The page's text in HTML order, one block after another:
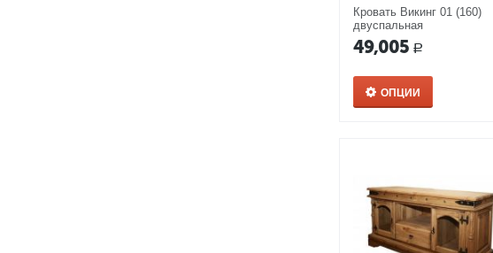
Кровать Викинг 01 (160)
двуспальная
49,005 Р
ОПЦИИ